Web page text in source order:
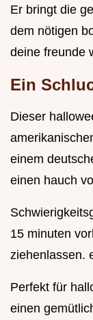
Er bringt die
dem nötigen
deine freunde
Ein
Dieser
einem
einen hauch
15 minuten
ziehenlassen.
Perfekt für
einen